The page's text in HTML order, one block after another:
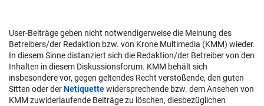
User-Beiträge geben nicht notwendigerweise die Meinung des
Betreibers/der Redaktion bzw. von Krone Multimedia (KMM) wieder.
In diesem Sinne distanziert sich die Redaktion/der Betreiber von den
Inhalten in diesem Diskussionsforum. KMM behält sich
insbesondere vor, gegen geltendes Recht verstoßende, den guten
Sitten oder derNetiquettewidersprechende bzw. dem Ansehen von
KMM zuwiderlaufende Beiträge zu löschen, diesbezüglichen